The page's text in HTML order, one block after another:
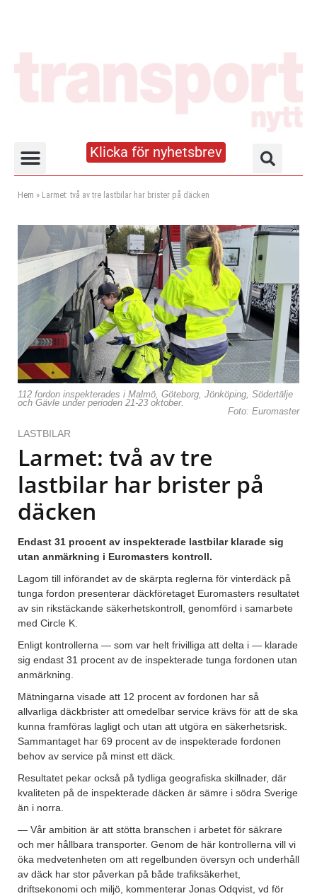
Klicka för nyhetsbrev
Hem » Larmet: två av tre lastbilar har brister på däcken
112 fordon inspekterades i Malmö, Göteborg, Jönköping, Södertälje
och Gävle under perioden 21-23 oktober.
Foto: Euromaster
LASTBILAR
Larmet: två av tre
lastbilar har brister på
däcken
Endast 31 procent av inspekterade lastbilar klarade sig
utan anmärkning i Euromasters kontroll.
Lagom till införandet av de skärpta reglerna för vinterdäck på
tunga fordon presenterar däckföretaget Euromasters resultatet
av sin rikstäckande säkerhetskontroll, genomförd i samarbete
med Circle K.
Enligt kontrollerna — som var helt frivilliga att delta i — klarade
sig endast 31 procent av de inspekterade tunga fordonen utan
anmärkning.
Mätningarna visade att 12 procent av fordonen har så
allvarliga däckbrister att omedelbar service krävs för att de ska
kunna framföras lagligt och utan att utgöra en säkerhetsrisk.
Sammantaget har 69 procent av de inspekterade fordonen
behov av service på minst ett däck.
Resultatet pekar också på tydliga geografiska skillnader, där
kvaliteten på de inspekterade däcken är sämre i södra Sverige
än i norra.
— Vår ambition är att stötta branschen i arbetet för säkrare
och mer hållbara transporter. Genom de här kontrollerna vill vi
öka medvetenheten om att regelbunden översyn och underhåll
av däck har stor påverkan på både trafiksäkerhet,
driftsekonomi och miljö, kommenterar Jonas Odqvist, vd för